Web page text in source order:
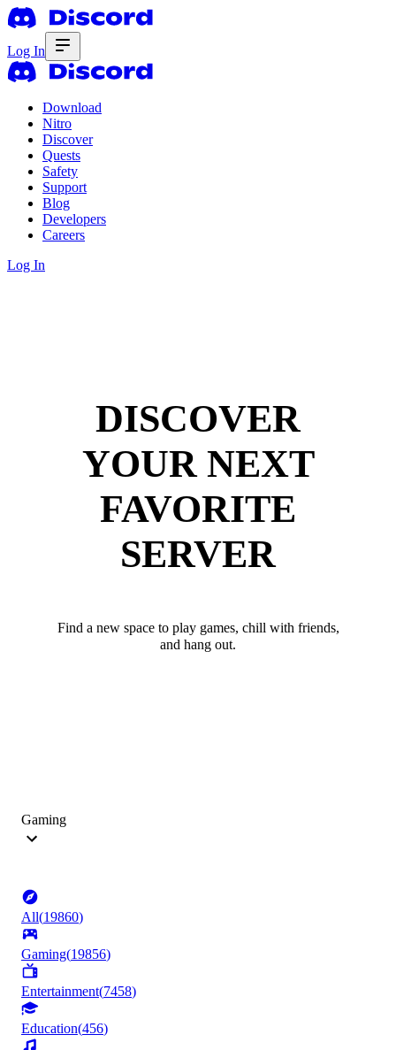
Log In
Download
Nitro
Discover
Quests
Safety
Support
Blog
Developers
Careers
Log In
DISCOVER
YOUR NEXT
FAVORITE
SERVER
Find a new space to play games, chill with friends,
and hang out.
Gaming
All(19860)
Gaming(19856)
Entertainment(7458)
Education(456)